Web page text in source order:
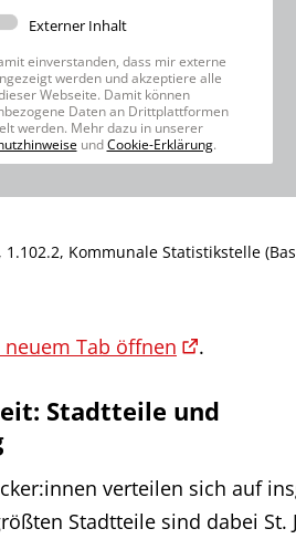
Externer Inhalt
einverstanden, dass mir externe
werden und akzeptiere alle
Webseite. Damit können
Daten an Drittplattformen
werden. Mehr dazu in unserer
undCookie-Erklärung.
Kommunale Statistikstelle
Tab öffnen .
Stadtteile und
verteilen sich auf
Stadtteile sind dabei St.